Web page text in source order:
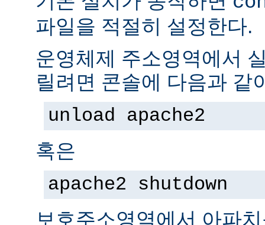
파일을 적절히 설정한다.
운영체제 주소영역에서
릴려면 콘솔에 다음과 같
unload apache2
혹은
apache2 shutdown
보호주소영역에서 아파